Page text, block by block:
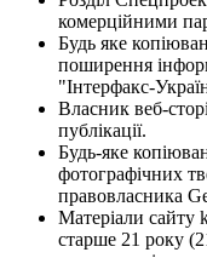
комерційними
Будь яке
поширення
"Інтерфакс-
Власник веб-
публікації.
Будь-яке
фотографічних
правовласника
Матеріали сайту
старше 21 року